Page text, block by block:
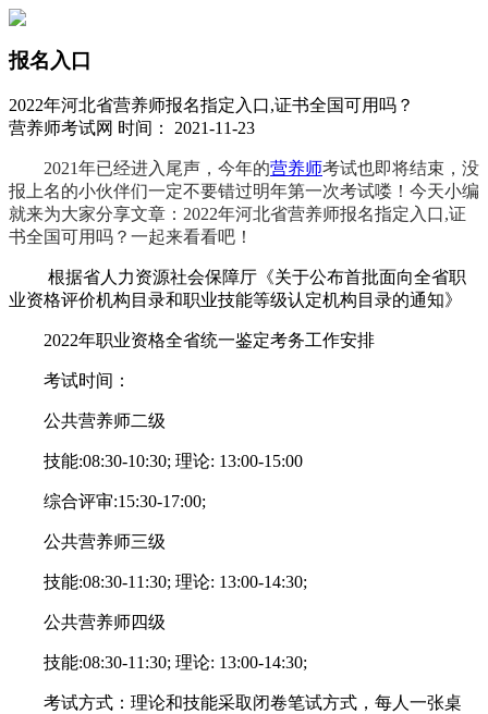
报名入口
2022年河北省营养师报名指定入口,证书全国可用吗？
营养师考试网 时间： 2021-11-23
2021年已经进入尾声，今年的营养师考试也即将结束，没
报上名的小伙伴们一定不要错过明年第一次考试喽！今天小编
就来为大家分享文章：2022年河北省营养师报名指定入口,证
书全国可用吗？一起来看看吧！
根据省人力资源社会保障厅《关于公布首批面向全省职
业资格评价机构目录和职业技能等级认定机构目录的通知》
2022年职业资格全省统一鉴定考务工作安排
考试时间：
公共营养师二级
技能:08:30-10:30; 理论: 13:00-15:00
综合评审:15:30-17:00;
公共营养师三级
技能:08:30-11:30; 理论: 13:00-14:30;
公共营养师四级
技能:08:30-11:30; 理论: 13:00-14:30;
考试方式：理论和技能采取闭卷笔试方式，每人一张桌